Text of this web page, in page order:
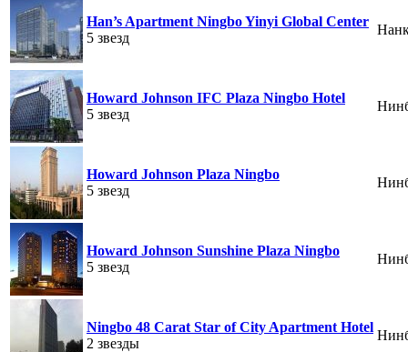
Han’s Apartment Ningbo Yinyi Global Center
5 звезд
Howard Johnson IFC Plaza Ningbo Hotel
5 звезд
Howard Johnson Plaza Ningbo
5 звезд
Howard Johnson Sunshine Plaza Ningbo
5 звезд
Ningbo 48 Carat Star of City Apartment Hotel
2 звезды